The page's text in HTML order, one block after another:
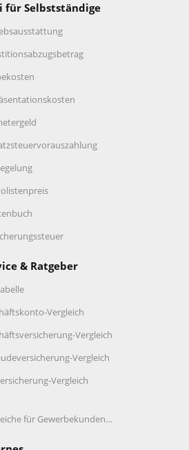
für Selbstständige
& Ratgeber
Vergleich
Vergleich
Vergleich
Vergleich
für Gewerbekunden…